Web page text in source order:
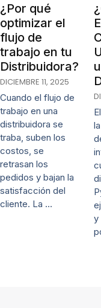
¿Por qué
optimizar el
flujo de
trabajo en tu
Distribuidora?
DICIEMBRE 11, 2025
Cuando el flujo de
trabajo en una
distribuidora se
traba, suben los
costos, se
retrasan los
pedidos y bajan la
satisfacción del
cliente. La …
y